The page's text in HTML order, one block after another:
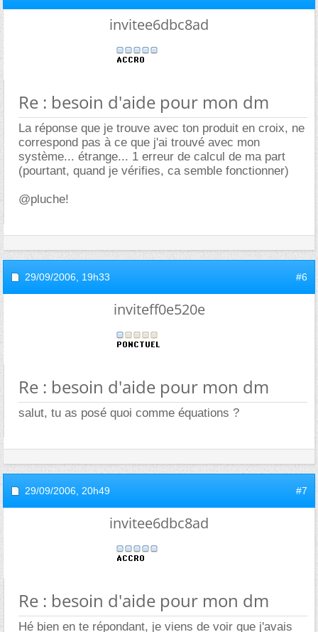
invitee6dbc8ad
Re : besoin d'aide pour mon dm
La réponse que je trouve avec ton produit en croix, ne
correspond pas à ce que j'ai trouvé avec mon
système... étrange... 1 erreur de calcul de ma part
(pourtant, quand je vérifies, ca semble fonctionner)
@pluche!
29/09/2006, 19h33 #6
inviteff0e520e
Re : besoin d'aide pour mon dm
salut, tu as posé quoi comme équations ?
29/09/2006, 20h49 #7
invitee6dbc8ad
Re : besoin d'aide pour mon dm
Hé bien en te répondant, je viens de voir que j'avais